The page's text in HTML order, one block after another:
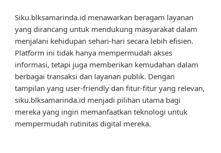
Siku.blksamarinda.id menawarkan beragam layanan
yang dirancang untuk mendukung masyarakat dalam
menjalani kehidupan sehari-hari secara lebih efisien.
Platform ini tidak hanya mempermudah akses
informasi, tetapi juga memberikan kemudahan dalam
berbagai transaksi dan layanan publik. Dengan
tampilan yang user-friendly dan fitur-fitur yang relevan,
siku.blksamarinda.id menjadi pilihan utama bagi
mereka yang ingin memanfaatkan teknologi untuk
mempermudah rutinitas digital mereka.